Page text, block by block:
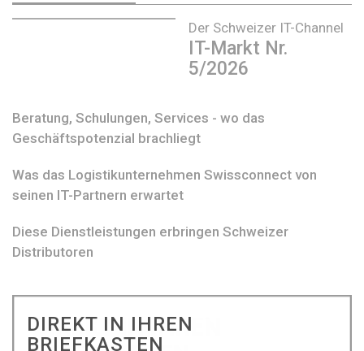
Der Schweizer IT-Channel
IT-Markt Nr.
5/2026
Beratung, Schulungen, Services - wo das
Geschäftspotenzial brachliegt
Was das Logistikunternehmen Swissconnect von
seinen IT-Partnern erwartet
Diese Dienstleistungen erbringen Schweizer
Distributoren
DIREKT IN IHREN
BRIEFKASTEN